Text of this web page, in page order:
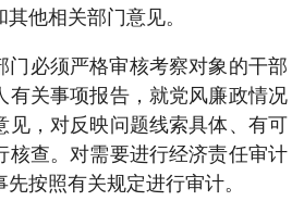
他相关部门意见。
门必须严格审核考察对象的干部
有关事项报告，就党风廉政情况
见，对反映问题线索具体、有可
核查。对需要进行经济责任审计
按照有关规定进行审计。